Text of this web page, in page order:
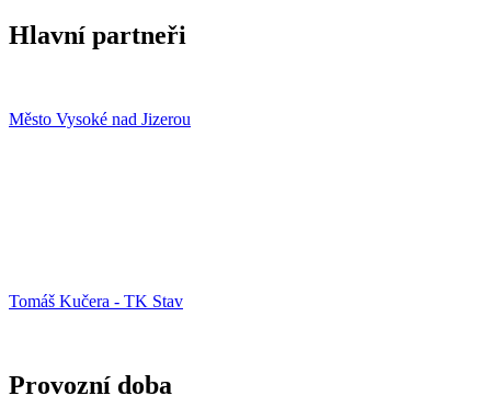
Hlavní partneři
Město Vysoké nad Jizerou
Tomáš Kučera - TK Stav
Provozní doba